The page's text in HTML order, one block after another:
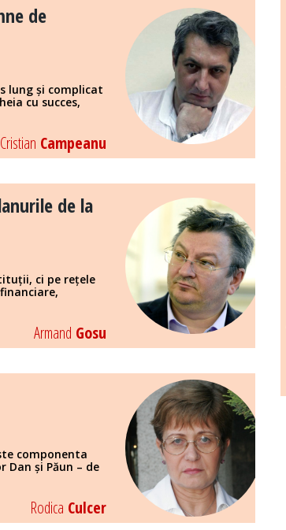
de
lung și complicat
cu succes,
Cristian Campeanu
de la
ci pe rețele
Armand Gosu
componenta
și Păun – de
Rodica Culcer